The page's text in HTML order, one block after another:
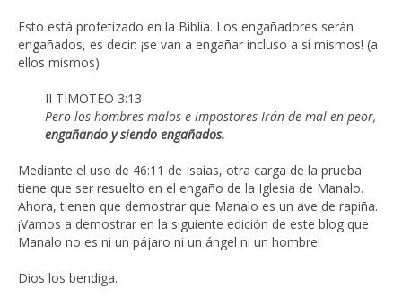
Esto está profetizado en la Biblia. Los engañadores serán
engañados, es decir: ¡se van a engañar incluso a sí mismos! (a
ellos mismos)
II TIMOTEO 3:13
Pero los hombres malos e impostores Irán de mal en peor,
engañando y siendo engañados.
Mediante el uso de 46:11 de Isaías, otra carga de la prueba
tiene que ser resuelto en el engaño de la Iglesia de Manalo.
Ahora, tienen que demostrar que Manalo es un ave de rapiña.
¡Vamos a demostrar en la siguiente edición de este blog que
Manalo no es ni un pájaro ni un ángel ni un hombre!
Dios los bendiga.